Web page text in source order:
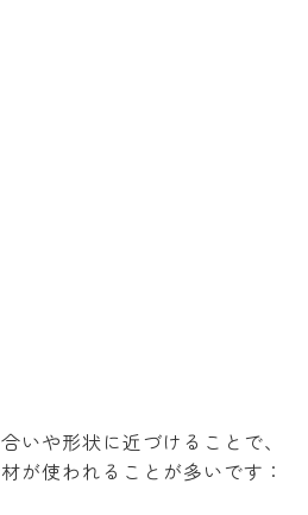
いや形状に近づけることで、
が使われることが多いです：